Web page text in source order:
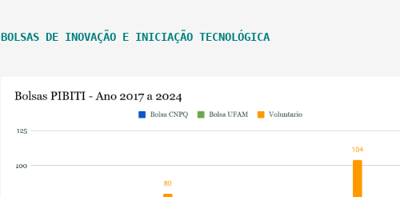
BOLSAS DE INOVAÇÃO E INICIAÇÃO TECNOLÓGICA